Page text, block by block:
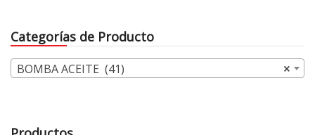
Categorías de Producto
×
BOMBA ACEITE (41)